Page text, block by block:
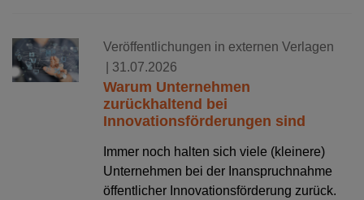
Veröffentlichungen in externen Verlagen
| 31.07.2026
Warum Unternehmen
zurückhaltend bei
Innovationsförderungen sind
Immer noch halten sich viele (kleinere)
Unternehmen bei der Inanspruchnahme
öffentlicher Innovationsförderung zurück.